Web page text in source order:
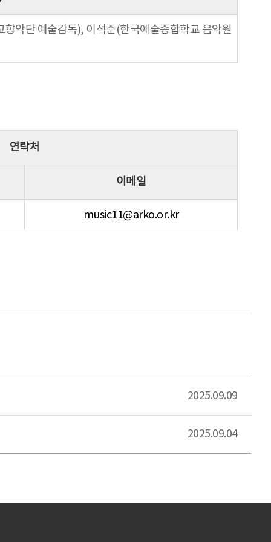
악단 예술감독), 이석준(한국예술종합학교 음악원
연락처
이메일
music11@arko.or.kr
2025.09.09
2025.09.04